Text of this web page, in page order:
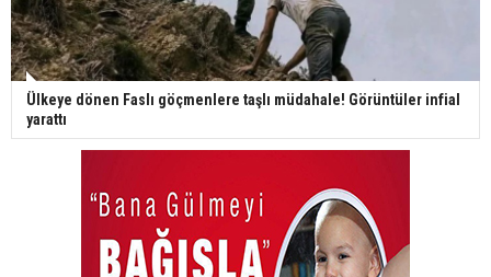
Ülkeye dönen Faslı göçmenlere taşlı müdahale! Görüntüler infial
yarattı